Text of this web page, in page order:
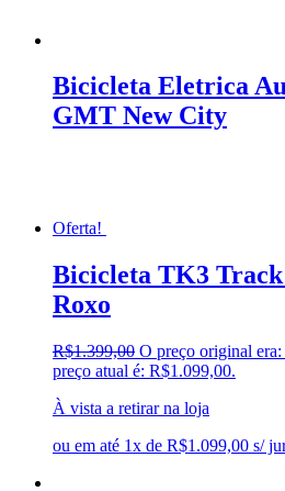
Bicicleta Eletrica
GMT New City
Oferta!
Bicicleta TK3 Track
Roxo
R$1.399,00 O preço original
preço atual é: R$1.099,00.
À vista a retirar na loja
ou em até 1x de R$1.099,00 s/